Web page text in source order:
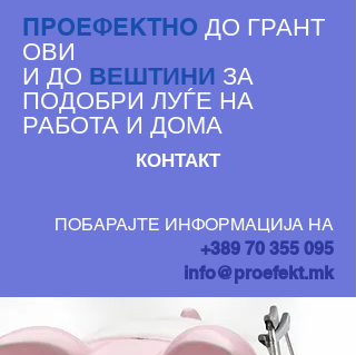
ПРОЕФЕКТНО ДО ГРАНТ
ОВИ
И ДО ВЕШТИНИ ЗА
ПОДОБРИ ЛУЃЕ НА
РАБОТА И ДОМА
КОНТАКТ
ПОБАРАЈТЕ ИНФОРМАЦИЈА НА
+389 70 355 095
info@proefekt.mk